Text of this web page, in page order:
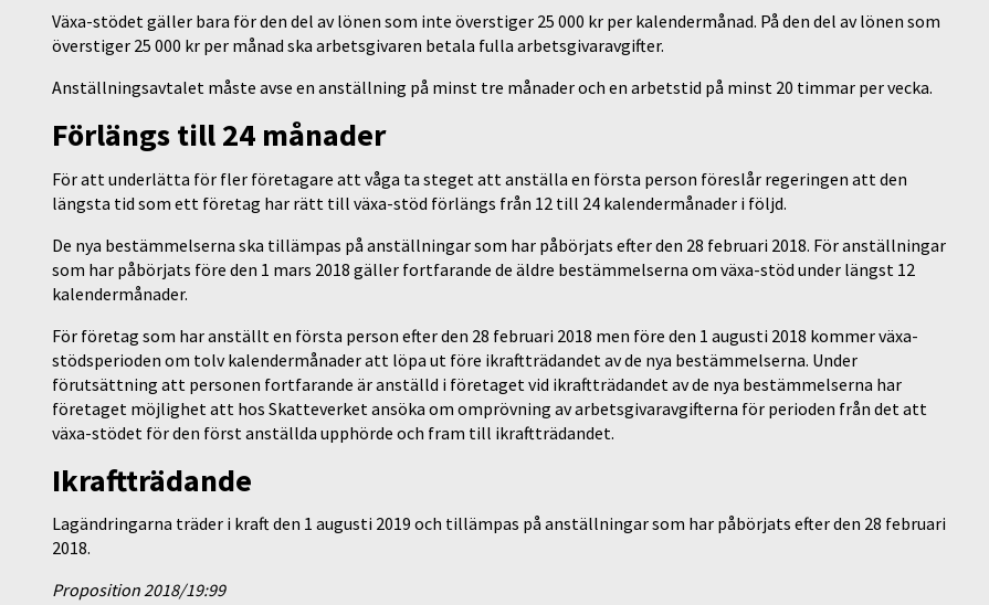
Växa-stödet gäller bara för den del av lönen som inte överstiger 25 000 kr per kalendermånad. På den del av lönen som
överstiger 25 000 kr per månad ska arbetsgivaren betala fulla arbetsgivaravgifter.
Anställningsavtalet måste avse en anställning på minst tre månader och en arbetstid på minst 20 timmar per vecka.
Förlängs till 24 månader
För att underlätta för fler företagare att våga ta steget att anställa en första person föreslår regeringen att den
längsta tid som ett företag har rätt till växa-stöd förlängs från 12 till 24 kalendermånader i följd.
De nya bestämmelserna ska tillämpas på anställningar som har påbörjats efter den 28 februari 2018. För anställningar
som har påbörjats före den 1 mars 2018 gäller fortfarande de äldre bestämmelserna om växa-stöd under längst 12
kalendermånader.
För företag som har anställt en första person efter den 28 februari 2018 men före den 1 augusti 2018 kommer växa-
stödsperioden om tolv kalendermånader att löpa ut före ikraftträdandet av de nya bestämmelserna. Under
förutsättning att personen fortfarande är anställd i företaget vid ikraftträdandet av de nya bestämmelserna har
företaget möjlighet att hos Skatteverket ansöka om omprövning av arbetsgivaravgifterna för perioden från det att
växa-stödet för den först anställda upphörde och fram till ikraftträdandet.
Ikraftträdande
Lagändringarna träder i kraft den 1 augusti 2019 och tillämpas på anställningar som har påbörjats efter den 28 februari
2018.
Proposition 2018/19:99